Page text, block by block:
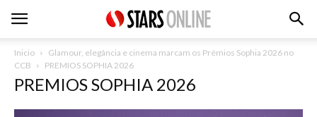
Inicio
Glamour, elegância e cinema marcam os Prémios Sophia 2026 no
CCB
PREMIOS SOPHIA 2026
PREMIOS SOPHIA 2026